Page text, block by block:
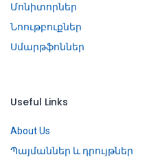
Մոնիտորներ
Նոութբուքներ
Սմարթֆոններ
Useful Links
About Us
Պայմաններ և դրույթներ